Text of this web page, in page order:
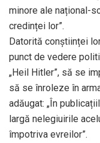
minore ale național-
credinței lor”.
Datorită conștiinței
punct de vedere
„Heil Hitler”, să se
să se înroleze în
adăugat: „În
largă nelegiuirile
împotriva evreilor”.